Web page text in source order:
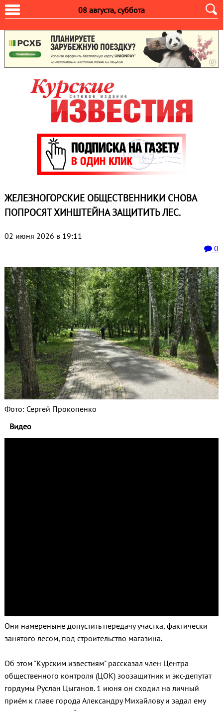
08 августа, суббота
ЖЕЛЕЗНОГОРСКИЕ ОБЩЕСТВЕННИКИ СНОВА
ПОПРОСЯТ ХИНШТЕЙНА ЗАЩИТИТЬ ЛЕС.
02 июня 2026 в 19:11
0
Фото: Сергей Прокопенко
Видео
Они намереныне допустить передачу участка, фактически
занятого лесом, под строительство магазина.
Об этом "Курским известиям" рассказал член Центра
общественного контроля (ЦОК) зоозащитник и экс-депутат
гордумы Руслан Цыганов. 1 июня он сходил на личный
приём к главе города Александру Михайлову и задал ему